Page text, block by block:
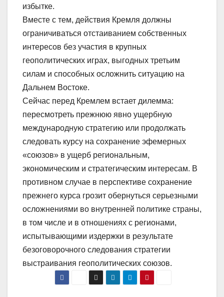
избытке.
Вместе с тем, действия Кремля должны
ограничиваться отстаиванием собственных
интересов без участия в крупных
геополитических играх, выгодных третьим
силам и способных осложнить ситуацию на
Дальнем Востоке.
Сейчас перед Кремлем встает дилемма:
пересмотреть прежнюю явно ущербную
международную стратегию или продолжать
следовать курсу на сохранение эфемерных
«союзов» в ущерб региональным,
экономическим и стратегическим интересам. В
противном случае в перспективе сохранение
прежнего курса грозит обернуться серьезными
осложнениями во внутренней политике страны,
в том числе и в отношениях с регионами,
испытывающими издержки в результате
безоговорочного следования стратегии
выстраивания геополитических союзов.